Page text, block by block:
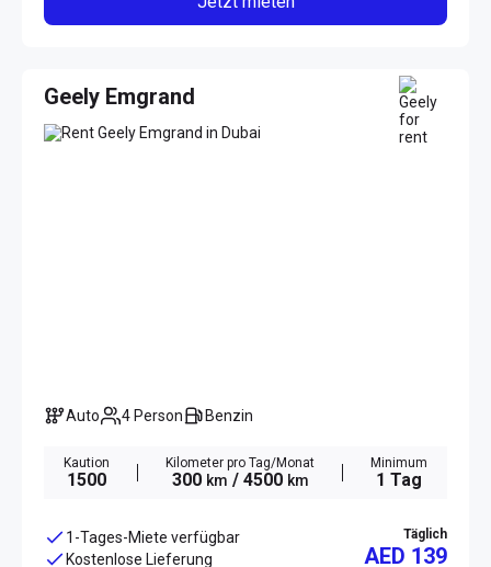
Geely Emgrand
Auto 4 Person Benzin
Kaution
1500
Kilometer pro Tag/Monat
300 km / 4500 km
Minimum
1 Tag
1-Tages-Miete verfügbar
Kostenlose Lieferung
Täglich
AED 139